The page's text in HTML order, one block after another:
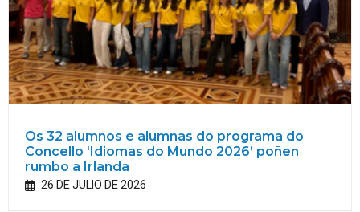
Os 32 alumnos e alumnas do programa do
Concello ‘Idiomas do Mundo 2026’ poñen
rumbo a Irlanda
26 DE JULIO DE 2026